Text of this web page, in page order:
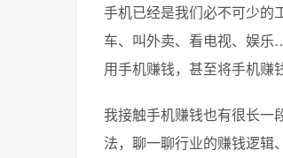
手机已经是我们必不可少的
车、叫外卖、看电视、娱
用手机赚钱，甚至将手机赚
我接触手机赚钱也有很长一
法，聊一聊行业的赚钱逻辑